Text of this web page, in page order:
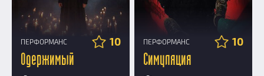
ПЕРФОРМАНС 10
Одержимый
ПЕРФОРМАНС 10
Симуляция